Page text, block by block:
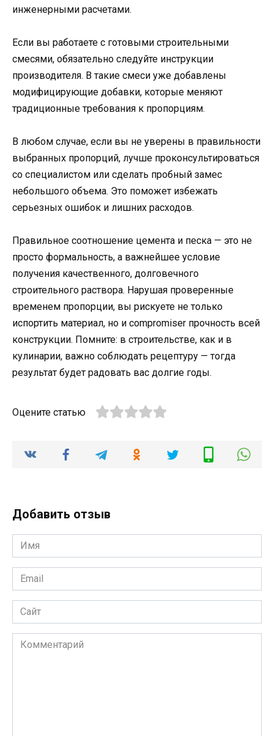
инженерными расчетами.
Если вы работаете с готовыми строительными
смесями, обязательно следуйте инструкции
производителя. В такие смеси уже добавлены
модифицирующие добавки, которые меняют
традиционные требования к пропорциям.
В любом случае, если вы не уверены в правильности
выбранных пропорций, лучше проконсультироваться
со специалистом или сделать пробный замес
небольшого объема. Это поможет избежать
серьезных ошибок и лишних расходов.
Правильное соотношение цемента и песка — это не
просто формальность, а важнейшее условие
получения качественного, долговечного
строительного раствора. Нарушая проверенные
временем пропорции, вы рискуете не только
испортить материал, но и compromiser прочность всей
конструкции. Помните: в строительстве, как и в
кулинарии, важно соблюдать рецептуру — тогда
результат будет радовать вас долгие годы.
Оцените статью
Добавить отзыв
Имя
*
Email
*
Сайт
Комментарий